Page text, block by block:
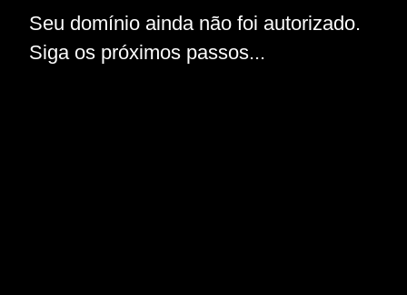
Seu domínio ainda não foi autorizado.
Siga os próximos passos...